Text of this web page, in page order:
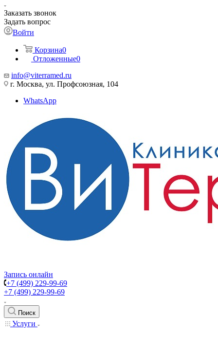
Заказать звонок
Задать вопрос
Войти
Корзина0
Отложенные0
info@viterramed.ru
г. Москва, ул. Профсоюзная, 104
WhatsApp
Запись онлайн
+7 (499) 229-99-69
+7 (499) 229-99-69
Поиск
Услуги